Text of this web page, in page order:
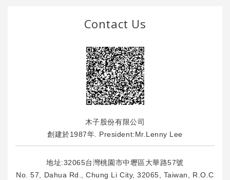
Contact Us
木子股份有限公司
創建於1987年. President:Mr.Lenny Lee
地址:32065台灣桃園市中壢區大華路57號
No. 57, Dahua Rd., Chung Li City, 32065, Taiwan, R.O.C